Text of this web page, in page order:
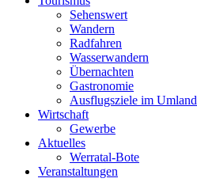
Sehenswert
Wandern
Radfahren
Wasserwandern
Übernachten
Gastronomie
Ausflugsziele im Umland
Wirtschaft
Gewerbe
Aktuelles
Werratal-Bote
Veranstaltungen